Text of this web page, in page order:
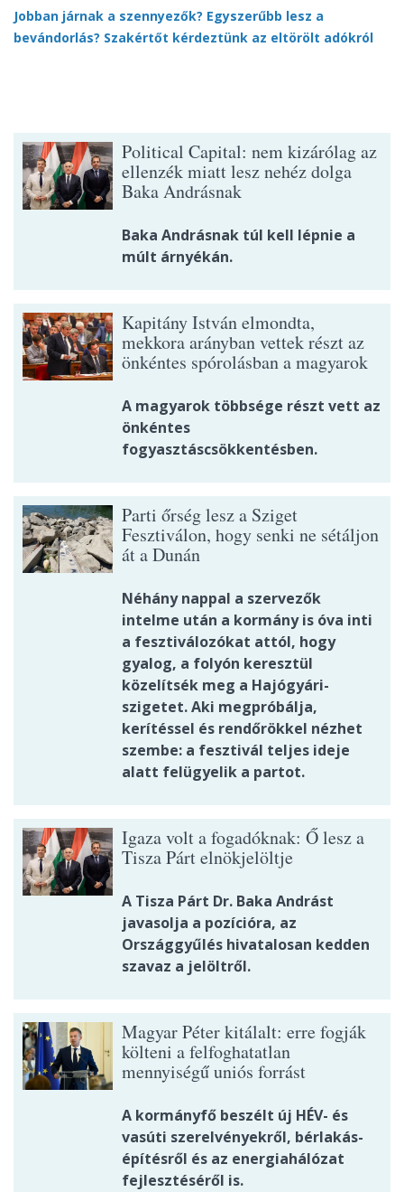
Jobban járnak a szennyezők? Egyszerűbb lesz a
bevándorlás? Szakértőt kérdeztünk az eltörölt adókról
Political Capital: nem kizárólag az
ellenzék miatt lesz nehéz dolga
Baka Andrásnak
Baka Andrásnak túl kell lépnie a
múlt árnyékán.
Kapitány István elmondta,
mekkora arányban vettek részt az
önkéntes spórolásban a magyarok
A magyarok többsége részt vett az
önkéntes
fogyasztáscsökkentésben.
Parti őrség lesz a Sziget
Fesztiválon, hogy senki ne sétáljon
át a Dunán
Néhány nappal a szervezők
intelme után a kormány is óva inti
a fesztiválozókat attól, hogy
gyalog, a folyón keresztül
közelítsék meg a Hajógyári-
szigetet. Aki megpróbálja,
kerítéssel és rendőrökkel nézhet
szembe: a fesztivál teljes ideje
alatt felügyelik a partot.
Igaza volt a fogadóknak: Ő lesz a
Tisza Párt elnökjelöltje
A Tisza Párt Dr. Baka Andrást
javasolja a pozícióra, az
Országgyűlés hivatalosan kedden
szavaz a jelöltről.
Magyar Péter kitálalt: erre fogják
költeni a felfoghatatlan
mennyiségű uniós forrást
A kormányfő beszélt új HÉV- és
vasúti szerelvényekről, bérlakás-
építésről és az energiahálózat
fejlesztéséről is.